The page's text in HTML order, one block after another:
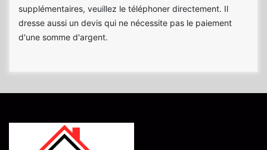
supplémentaires, veuillez le téléphoner directement. Il
dresse aussi un devis qui ne nécessite pas le paiement
d'une somme d'argent.